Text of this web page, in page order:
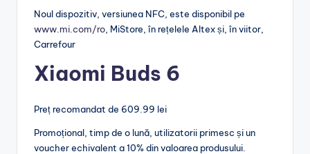
Noul dispozitiv, versiunea NFC, este disponibil pe
www.mi.com/ro , MiStore, în rețelele Altex și, în viitor,
Carrefour
Xiaomi Buds 6
Preț recomandat de 609.99 lei
Promoțional, timp de o lună, utilizatorii primesc și un
voucher echivalent a 10% din valoarea produsului.